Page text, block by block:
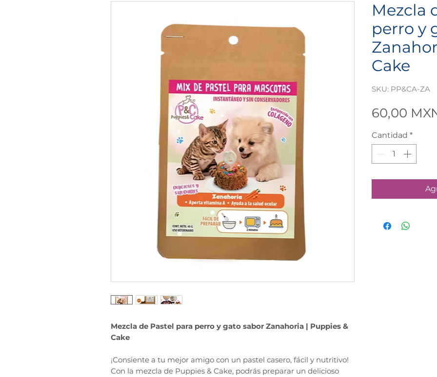
Mezcla de Pastel para perro y gato sabor Zanahoria | Puppies &
Cake
¡Consiente a tu mejor amigo con un pastel casero, fácil y nutritivo!
Con la mezcla de Puppies & Cake, podrás preparar un delicioso
Mezcla
perro y
Cake
SKU: PP&CA-ZA
60,00
Cantidad *